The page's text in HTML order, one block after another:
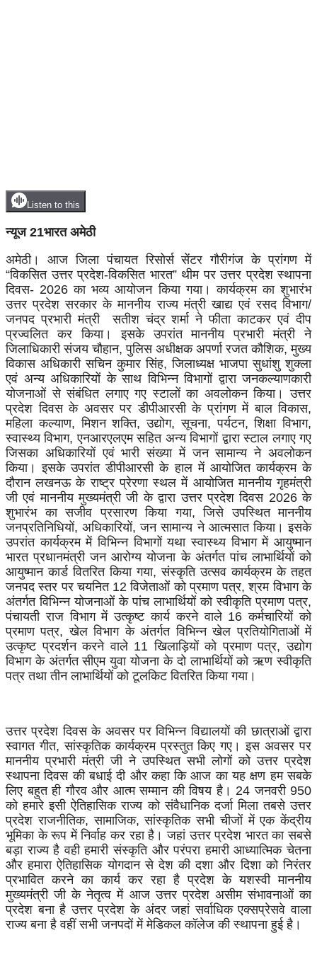
Listen to this
न्यूज 21भारत अमेठी
अमेठी। आज जिला पंचायत रिसोर्स सेंटर गौरीगंज के प्रांगण में
“विकसित उत्तर प्रदेश-विकसित भारत” थीम पर उत्तर प्रदेश स्थापना
दिवस- 2026 का भव्य आयोजन किया गया। कार्यक्रम का शुभारंभ
उत्तर प्रदेश सरकार के माननीय राज्य मंत्री खाद्य एवं रसद विभाग/
जनपद प्रभारी मंत्री सतीश चंद्र शर्मा ने फीता काटकर एवं दीप
प्रज्वलित कर किया। इसके उपरांत माननीय प्रभारी मंत्री ने
जिलाधिकारी संजय चौहान, पुलिस अधीक्षक अपर्णा रजत कौशिक, मुख्य
विकास अधिकारी सचिन कुमार सिंह, जिलाध्यक्ष भाजपा सुधांशु शुक्ला
एवं अन्य अधिकारियों के साथ विभिन्न विभागों द्वारा जनकल्याणकारी
योजनाओं से संबंधित लगाए गए स्टालों का अवलोकन किया। उत्तर
प्रदेश दिवस के अवसर पर डीपीआरसी के प्रांगण में बाल विकास,
महिला कल्याण, मिशन शक्ति, उद्योग, सूचना, पर्यटन, शिक्षा विभाग,
स्वास्थ्य विभाग, एनआरएलएम सहित अन्य विभागों द्वारा स्टाल लगाए गए
जिसका अधिकारियों एवं भारी संख्या में जन सामान्य ने अवलोकन
किया। इसके उपरांत डीपीआरसी के हाल में आयोजित कार्यक्रम के
दौरान लखनऊ के राष्ट्र प्रेरणा स्थल में आयोजित माननीय गृहमंत्री
जी एवं माननीय मुख्यमंत्री जी के द्वारा उत्तर प्रदेश दिवस 2026 के
शुभारंभ का सजीव प्रसारण किया गया, जिसे उपस्थित माननीय
जनप्रतिनिधियों, अधिकारियों, जन सामान्य ने आत्मसात किया। इसके
उपरांत कार्यक्रम में विभिन्न विभागों यथा स्वास्थ्य विभाग में आयुष्मान
भारत प्रधानमंत्री जन आरोग्य योजना के अंतर्गत पांच लाभार्थियों को
आयुष्मान कार्ड वितरित किया गया, संस्कृति उत्सव कार्यक्रम के तहत
जनपद स्तर पर चयनित 12 विजेताओं को प्रमाण पत्र, श्रम विभाग के
अंतर्गत विभिन्न योजनाओं के पांच लाभार्थियों को स्वीकृति प्रमाण पत्र,
पंचायती राज विभाग में उत्कृष्ट कार्य करने वाले 16 कर्मचारियों को
प्रमाण पत्र, खेल विभाग के अंतर्गत विभिन्न खेल प्रतियोगिताओं में
उत्कृष्ट प्रदर्शन करने वाले 11 खिलाड़ियों को प्रमाण पत्र, उद्योग
विभाग के अंतर्गत सीएम युवा योजना के दो लाभार्थियों को ऋण स्वीकृति
पत्र तथा तीन लाभार्थियों को टूलकिट वितरित किया गया।
उत्तर प्रदेश दिवस के अवसर पर विभिन्न विद्यालयों की छात्राओं द्वारा
स्वागत गीत, सांस्कृतिक कार्यक्रम प्रस्तुत किए गए। इस अवसर पर
माननीय प्रभारी मंत्री जी ने उपस्थित सभी लोगों को उत्तर प्रदेश
स्थापना दिवस की बधाई दी और कहा कि आज का यह क्षण हम सबके
लिए बहुत ही गौरव और आत्म सम्मान की विषय है। 24 जनवरी 950
को हमारे इसी ऐतिहासिक राज्य को संवैधानिक दर्जा मिला तबसे उत्तर
प्रदेश राजनीतिक, सामाजिक, सांस्कृतिक सभी चीजों में एक केंद्रीय
भूमिका के रूप में निर्वाह कर रहा है। जहां उत्तर प्रदेश भारत का सबसे
बड़ा राज्य है वही हमारी संस्कृति और परंपरा हमारी आध्यात्मिक चेतना
और हमारा ऐतिहासिक योगदान से देश की दशा और दिशा को निरंतर
प्रभावित करने का कार्य कर रहा है प्रदेश के यशस्वी माननीय
मुख्यमंत्री जी के नेतृत्व में आज उत्तर प्रदेश असीम संभावनाओं का
प्रदेश बना है उत्तर प्रदेश के अंदर जहां सर्वाधिक एक्सप्रेसवे वाला
राज्य बना है वहीं सभी जनपदों में मेडिकल कॉलेज की स्थापना हुई है।